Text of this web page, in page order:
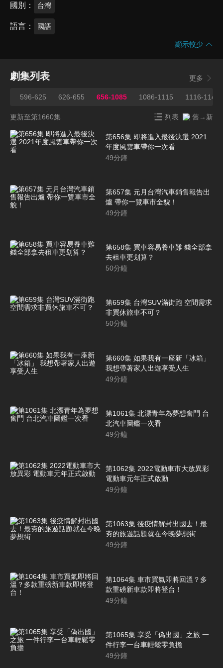
國別 台灣
語言 國語
顯示較少
劇集列表 更多
596-625 626-655 656-1085 1086-1115 1116-1145
更新至第1660集 列表 舊→新
第656集 即將進入最後決選 2021
年度風雲車帶你一次看
49分鐘
第657集 元月台灣汽車銷售報告出
爐 帶你一覽車市全貌！
49分鐘
第658集 買車容易養車難 錢全部拿
去租車更划算？
50分鐘
第659集 台灣SUV滿街跑 空間需求
非買休旅車不可？
50分鐘
第660集 如果我有一座新「冰箱」
我想帶著家人出遊享受人生
49分鐘
第1061集 北漂青年為夢想奮鬥 台
北汽車圖鑑一次看
49分鐘
第1062集 2022電動車市大放異彩
電動車元年正式啟動
49分鐘
第1063集 後疫情解封出國去！最
夯的旅遊話題就在今晚夢想街
49分鐘
第1064集 車市買氣即將回溫？多
款重磅新車款即將登台！
49分鐘
第1065集 享受「偽出國」之旅 一
件行李一台車輕鬆零負擔
49分鐘